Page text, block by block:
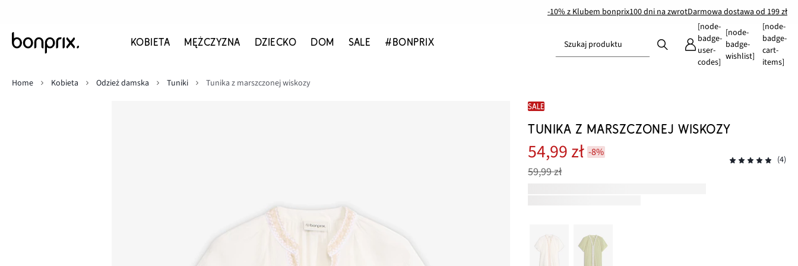
-10% z Klubem bonprix100 dni na zwrotDarmowa dostawa od 199 zł
KOBIETA MĘŻCZYZNA DZIECKO DOM SALE #BONPRIX Szukaj produktu
[node-
badge-
user-
codes]
[node-
badge-
wishlist]
[node-
badge-
cart-
items]
Home
Kobieta Odzież damska Tuniki Tunika z marszczonej wiskozy
SALE
TUNIKA Z MARSZCZONEJ WISKOZY
54,99 zł -8%
59,99 zł
(4)